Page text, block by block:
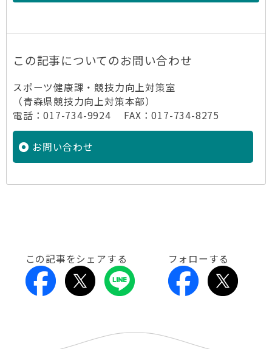
この記事についてのお問い合わせ
スポーツ健康課・競技力向上対策室
（青森県競技力向上対策本部）
電話：017-734-9924 FAX：017-734-8275
お問い合わせ
この記事をシェアする フォローする